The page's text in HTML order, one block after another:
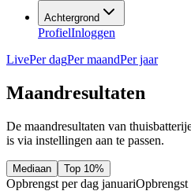
Achtergrond
ProfielInloggen
LivePer dagPer maandPer jaar
Maandresultaten
De maandresultaten van
is via instellingen aan te passen.
Mediaan Top 10%
Opbrengst per dag januari